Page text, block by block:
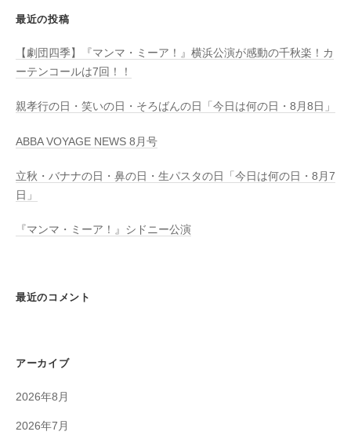
最近の投稿
【劇団四季】『マンマ・ミーア！』横浜公演が感動の千秋楽！カ
ーテンコールは7回！！
親孝行の日・笑いの日・そろばんの日「今日は何の日・8月8日」
ABBA VOYAGE NEWS 8月号
立秋・バナナの日・鼻の日・生パスタの日「今日は何の日・8月7
日」
『マンマ・ミーア！』シドニー公演
最近のコメント
アーカイブ
2026年8月
2026年7月